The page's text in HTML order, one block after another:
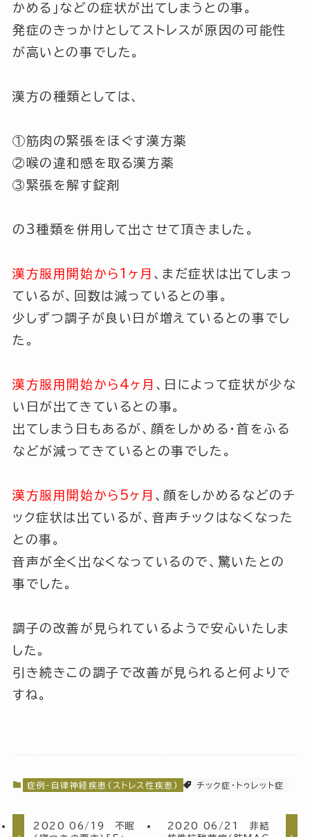
かめる」 などの症状が出てしまうとの事。
発症のきっかけとしてストレスが原因の可能性
が高いとの事でした。
漢方の種類としては、
①筋肉の緊張をほぐす漢方薬
②喉の違和感を取る漢方薬
③緊張を解す錠剤
の3種類を併用して出させて頂きました。
漢方服用開始から1ヶ月 、まだ症状は出てしまっ
ているが、回数は減っているとの事。
少しずつ調子が良い日が増えているとの事でし
た。
漢方服用開始から4ヶ月 、日によって症状が少な
い日が出てきているとの事。
出てしまう日もあるが、顔をしかめる・首をふる
などが減ってきているとの事でした。
漢方服用開始から5ヶ月 、顔をしかめるなどのチ
ック症状は出ているが、音声チックはなくなった
との事。
音声が全く出なくなっているので、驚いたとの
事でした。
調子の改善が見られているようで安心いたしま
した。
引き続きこの調子で改善が見られると何よりで
すね。
症例-自律神経疾患(ストレス性疾患) チック症・トゥレット症
2020 06/19 不眠
2020 06/21 非結